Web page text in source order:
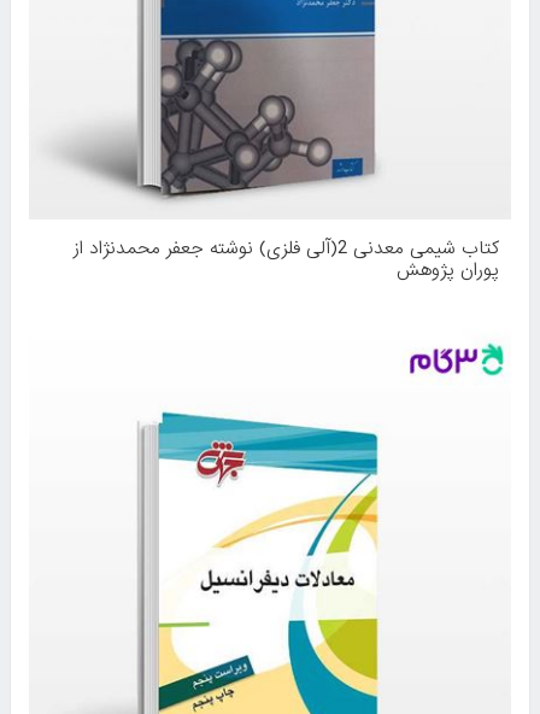
کتاب شیمی معدنی 2(آلی فلزی) نوشته جعفر محمدنژاد از
پوران پژوهش